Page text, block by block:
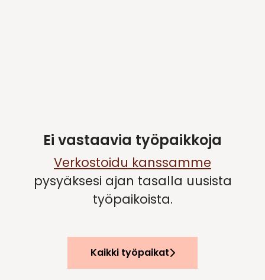
Ei vastaavia työpaikkoja
Verkostoidu kanssamme
pysyäksesi ajan tasalla uusista
työpaikoista.
Kaikki työpaikat